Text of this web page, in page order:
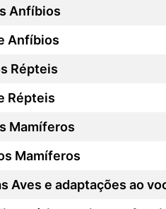
Anfíbios
Anfíbios
Répteis
Répteis
Mamíferos
Mamíferos
Aves e adaptações ao